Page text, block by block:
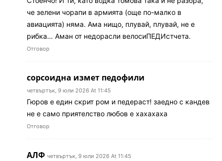
че зелени чорапи в армията (още по-малко в
авиацията) няма. Ама нищо, плувай, плувай, не е
рибка… Аман от недорасли велосиПЕДИстчета.
Отговор
сорсоидна измет педофили
четвъртък, 9 юли 2026 At 11:45
Гюров е един скрит ром и педераст! заедно с кандев
не е само приятелство любов е хахахаха
Отговор
АЛФ четвъртък, 9 юли 2026 At 11:45